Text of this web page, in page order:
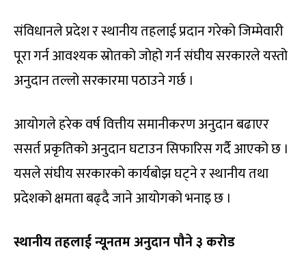
संविधानले प्रदेश र स्थानीय तहलाई प्रदान गरेको जिम्मेवारी
पूरा गर्न आवश्यक स्रोतको जोहो गर्न संघीय सरकारले यस्तो
अनुदान तल्लो सरकारमा पठाउने गर्छ ।
आयोगले हरेक वर्ष वित्तीय समानीकरण अनुदान बढाएर
ससर्त प्रकृतिको अनुदान घटाउन सिफारिस गर्दै आएको छ ।
यसले संघीय सरकारको कार्यबोझ घट्ने र स्थानीय तथा
प्रदेशको क्षमता बढ्दै जाने आयोगको भनाइ छ ।
स्थानीय तहलाई न्यूनतम अनुदान पौने ३ करोड